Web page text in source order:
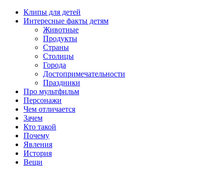
Перейти
содержимому
Клипы для детей
Интересные факты детям
Животные
Продукты
Страны
Столицы
Города
Достопримечательности
Праздники
Про мультфильм
Персонажи
Чем отличается
Зачем
Кто такой
Почему
Явления
История
Вещи